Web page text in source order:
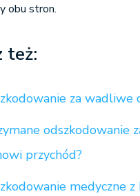
obu stron.
też:
za wadliwe
odszkodowanie
przychód?
medyczne